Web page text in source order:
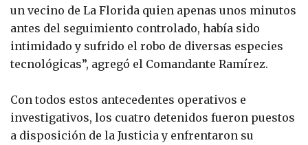
un vecino de La Florida quien apenas unos minutos
antes del seguimiento controlado, había sido
intimidado y sufrido el robo de diversas especies
tecnológicas”, agregó el Comandante Ramírez.
Con todos estos antecedentes operativos e
investigativos, los cuatro detenidos fueron puestos
a disposición de la Justicia y enfrentaron su